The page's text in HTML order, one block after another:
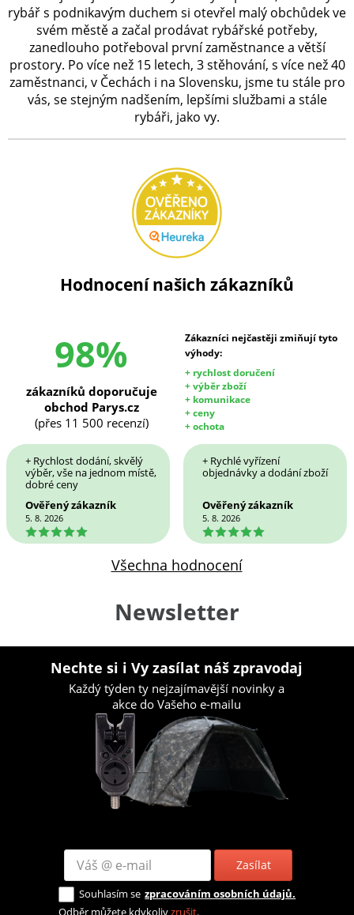
rybář s podnikavým duchem si otevřel malý obchůdek ve
svém městě a začal prodávat rybářské potřeby,
zanedlouho potřeboval první zaměstnance a větší
prostory. Po více než 15 letech, 3 stěhování, s více než 40
zaměstnanci, v Čechách i na Slovensku, jsme tu stále pro
vás, se stejným nadšením, lepšími službami a stále
rybáři, jako vy.
Hodnocení našich zákazníků
98%
Zákazníci nejčastěji zmiňují tyto
výhody:
+ rychlost doručení
+ výběr zboží
+ komunikace
+ ceny
+ ochota
zákazníků doporučuje
obchod Parys.cz
(přes 11 500 recenzí)
+ Rychlost dodání, skvělý
výběr, vše na jednom místě,
dobré ceny
Ověřený zákazník
5. 8. 2026
5
+ Rychlé vyřízení
objednávky a dodání zboží
Ověřený zákazník
5. 8. 2026
5
Všechna hodnocení
Newsletter
Nechte si i Vy zasílat náš zpravodaj
Každý týden ty nejzajímavější novinky a
akce do Vašeho e-mailu
Zasílat
Souhlasím se zpracováním osobních údajů.
Odběr můžete kdykolivzrušit.